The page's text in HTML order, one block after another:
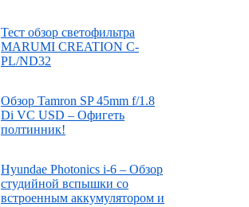
Тест обзор светофильтра
MARUMI CREATION C-
PL/ND32
Обзор Tamron SP 45mm f/1.8
Di VC USD – Офигеть
полтинник!
Hyundae Photonics i-6 – Обзор
студийной вспышки со
встроенным аккумулятором и